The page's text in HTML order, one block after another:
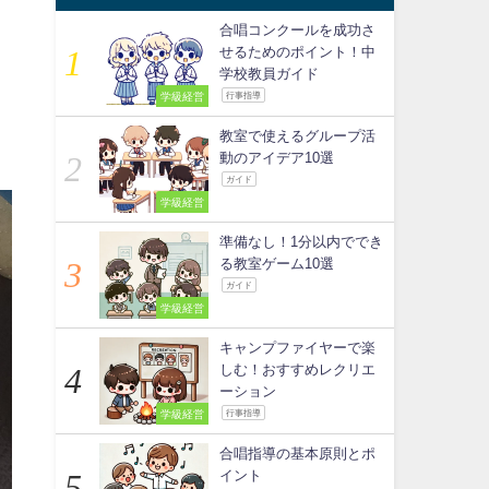
学級経営
合唱コンクールを成功さ
せるためのポイント！中
学校教員ガイド
行事指導
学級経営
教室で使えるグループ活
動のアイデア10選
ガイド
学級経営
準備なし！1分以内ででき
る教室ゲーム10選
ガイド
学級経営
キャンプファイヤーで楽
しむ！おすすめレクリエ
ーション
行事指導
合唱指導の基本原則とポ
イント